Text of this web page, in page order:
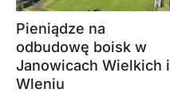
Pieniądze na
odbudowę boisk w
Janowicach Wielkich i
Wleniu